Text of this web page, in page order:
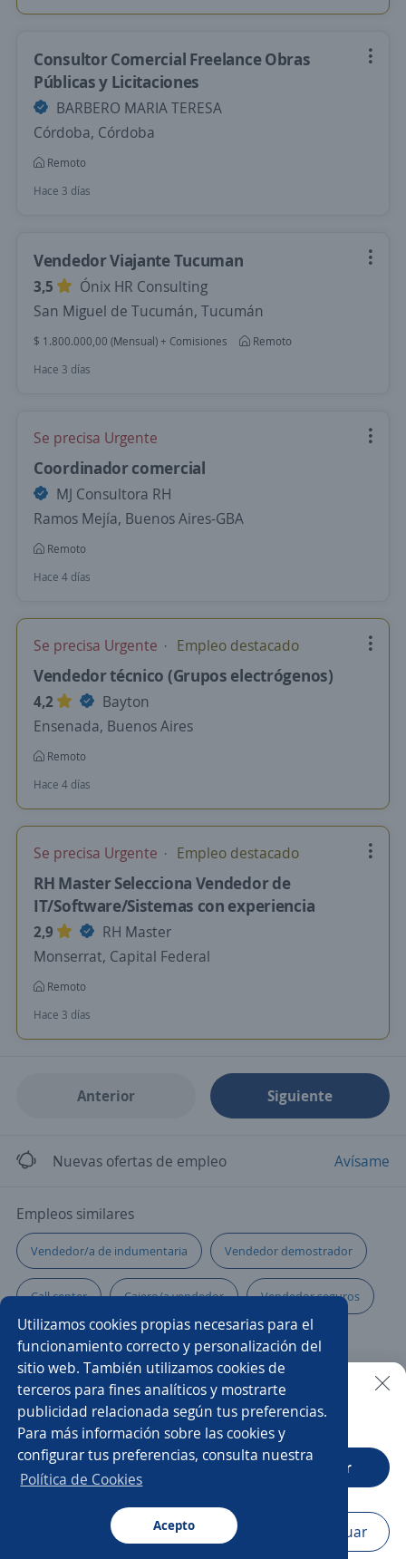
Utilizamos cookies propias necesarias para el
funcionamiento correcto y personalización del
sitio web. También utilizamos cookies de
terceros para fines analíticos y mostrarte
publicidad relacionada según tus preferencias.
Para más información sobre las cookies y
configurar tus preferencias, consulta nuestra
Política de Cookies
Acepto
Consultor Comercial Freelance Obras
Públicas y Licitaciones
BARBERO MARIA TERESA
Córdoba, Córdoba
Remoto
Hace 3 días
Vendedor Viajante Tucuman
3,5
Ónix HR Consulting
San Miguel de Tucumán, Tucumán
$ 1.800.000,00 (Mensual) + Comisiones
Remoto
Hace 3 días
Se precisa Urgente
Coordinador comercial
MJ Consultora RH
Ramos Mejía, Buenos Aires-GBA
Remoto
Hace 4 días
Se precisa Urgente Empleo destacado
Vendedor técnico (Grupos electrógenos)
4,2
Bayton
Ensenada, Buenos Aires
Remoto
Hace 4 días
Se precisa Urgente Empleo destacado
RH Master Selecciona Vendedor de
IT/Software/Sistemas con experiencia
2,9
RH Master
Monserrat, Capital Federal
Remoto
Hace 3 días
Anterior Siguiente
Nuevas ofertas de empleo Avísame
Empleos similares
Vendedor/a de indumentaria Vendedor demostrador
Call center Cajero/a vendedor Vendedor seguros
Asesores/as comerciales Coordinador/a de ventas
Vendedora rutera Promotor/a Vendedor
Agente ventas telemarketing Promotor/a de cambaceo
Ejecutivo/a financiero
Agente inmobiliario
Buscar es más fácil en la app
CT App Abrir
Navegador Continuar